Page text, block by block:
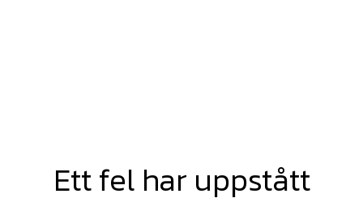
Ett fel har uppstått